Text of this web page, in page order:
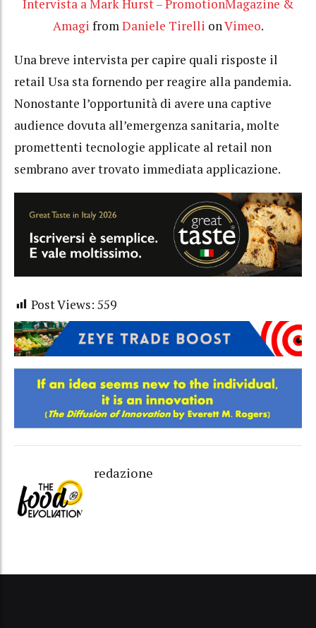
Intervista a Mark Hurst – PromotionMagazine &
Amagi fromDaniele Tirelli onVimeo.
Una breve intervista per capire quali risposte il
retail Usa sta fornendo per reagire alla pandemia.
Nonostante l’opportunità di avere una captive
audience dovuta all’emergenza sanitaria, molte
promettenti tecnologie applicate al retail non
sembrano aver trovato immediata applicazione.
Post Views: 559
redazione